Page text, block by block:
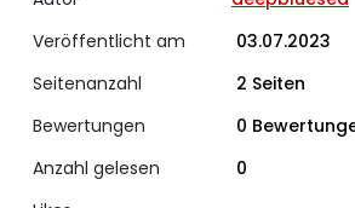
Veröffentlicht am
03.07.2023
Seitenanzahl
2 Seiten
Bewertungen
0
Anzahl gelesen
0